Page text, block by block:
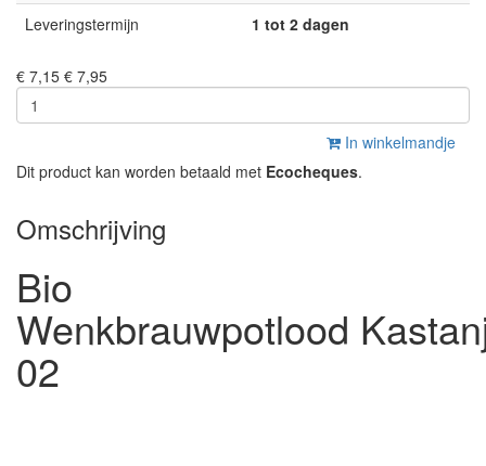
Leveringstermijn
1 tot 2 dagen
€ 7,15 € 7,95
In winkelmandje
Dit product kan worden betaald met Ecocheques.
Omschrijving
Bio
Wenkbrauwpotlood
02